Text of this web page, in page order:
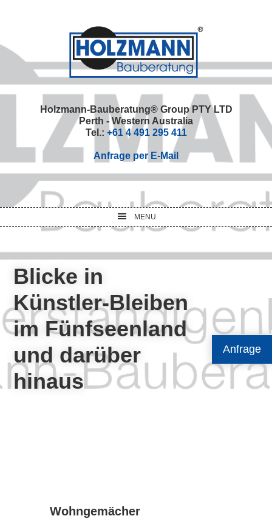
Anfrage
navigation
content
sidebar
Holzmann-Bauberatung® Group PTY LTD
Perth - Western Australia
Tel.: +61 4 491 295 411
Anfrage per E-Mail
MENU
Blicke in
Künstler-Bleiben
im Fünfseenland
und darüber
hinaus
Wohngemächer